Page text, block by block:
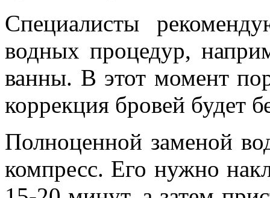
Специалисты
водных процедур,
ванны. В этот момент
коррекция бровей будет
Полноценной заменой
компресс. Его нужно